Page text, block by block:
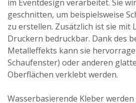
im Eventdesign verarbeitet. Sie
geschnitten, um beispielsweise
zu erstellen. Zusätzlich ist sie mit
Druckern bedruckbar. Dank des
Metalleffekts kann sie
Schaufenster) oder anderen
Oberflächen verklebt werden.
Wasserbasierende Kleber